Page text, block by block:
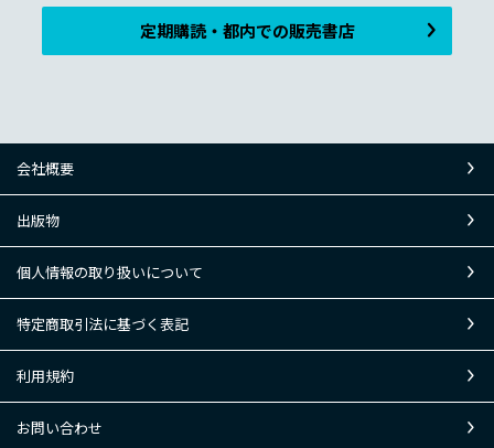
定期購読・都内での販売書店
会社概要
出版物
個人情報の取り扱いについて
特定商取引法に基づく表記
利用規約
お問い合わせ